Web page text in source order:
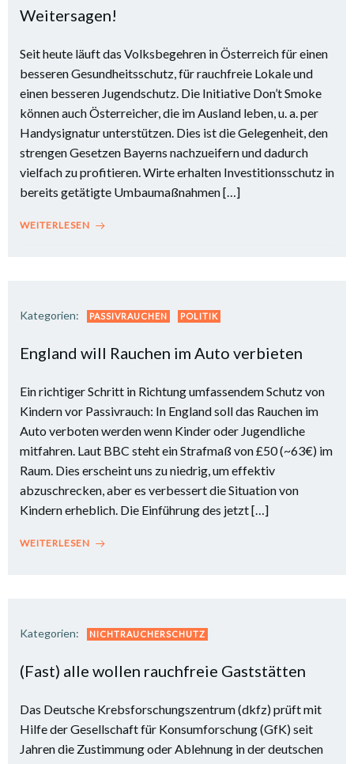
Weitersagen!
Seit heute läuft das Volksbegehren in Österreich für einen
besseren Gesundheitsschutz, für rauchfreie Lokale und
einen besseren Jugendschutz. Die Initiative Don’t Smoke
können auch Österreicher, die im Ausland leben, u. a. per
Handysignatur unterstützen. Dies ist die Gelegenheit, den
strengen Gesetzen Bayerns nachzueifern und dadurch
vielfach zu profitieren. Wirte erhalten Investitionsschutz in
bereits getätigte Umbaumaßnahmen […]
WEITERLESEN
Kategorien: PASSIVRAUCHEN POLITIK
England will Rauchen im Auto verbieten
Ein richtiger Schritt in Richtung umfassendem Schutz von
Kindern vor Passivrauch: In England soll das Rauchen im
Auto verboten werden wenn Kinder oder Jugendliche
mitfahren. Laut BBC steht ein Strafmaß von £50 (~63€) im
Raum. Dies erscheint uns zu niedrig, um effektiv
abzuschrecken, aber es verbessert die Situation von
Kindern erheblich. Die Einführung des jetzt […]
WEITERLESEN
Kategorien: NICHTRAUCHERSCHUTZ
(Fast) alle wollen rauchfreie Gaststätten
Das Deutsche Krebsforschungszentrum (dkfz) prüft mit
Hilfe der Gesellschaft für Konsumforschung (GfK) seit
Jahren die Zustimmung oder Ablehnung in der deutschen